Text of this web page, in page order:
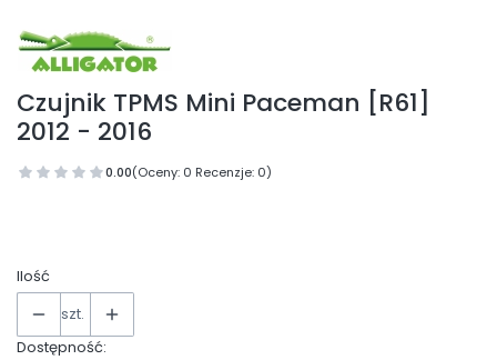
Czujnik TPMS Mini Paceman [R61]
2012 - 2016
0.00(Oceny: 0 Recenzje: 0)
Ilość
szt.
Dostępność: